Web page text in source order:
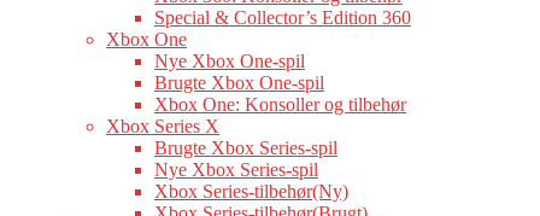
Special & Collector’s Edition 360
Xbox One
Nye Xbox One-spil
Brugte Xbox One-spil
Xbox One: Konsoller og tilbehør
Xbox Series X
Brugte Xbox Series-spil
Nye Xbox Series-spil
Xbox Series-tilbehør(Ny)